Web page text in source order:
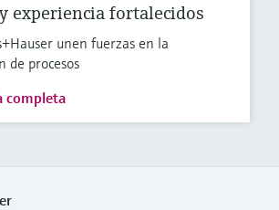
experiencia fortalecidos
unen fuerzas en la
de procesos
completa